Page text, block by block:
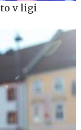
v ligi